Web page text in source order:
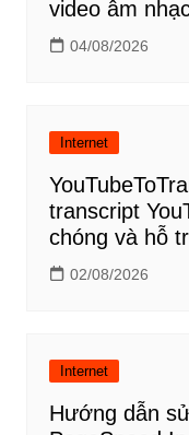
video âm
04/08/2026
Internet
transcript
chóng và hỗ
02/08/2026
Internet
Hướng dẫn